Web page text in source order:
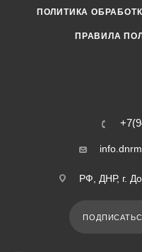
ПОЛИТИКА
ПРАВИЛА
РФ, ДНР, г.